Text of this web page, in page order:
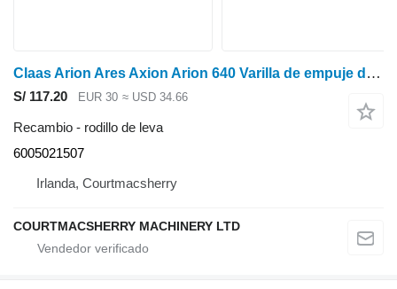
Claas Arion Ares Axion Arion 640 Varilla de empuje del motor X3 6005021507 rodillo de leva para tractor de ruedas
S/ 117.20 EUR 30 ≈ USD 34.66
Recambio - rodillo de leva
6005021507
Irlanda, Courtmacsherry
COURTMACSHERRY MACHINERY LTD